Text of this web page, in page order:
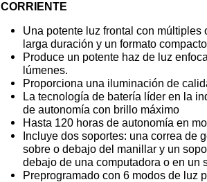
CORRIENTE
Una potente luz frontal con
larga duración y un formato
Produce un potente haz de luz
lúmenes.
Proporciona una iluminación de
La tecnología de batería líder en la
de autonomía con brillo máximo
Hasta 120 horas de autonomía en
Incluye dos soportes: una correa de
sobre o debajo del manillar y un
debajo de una computadora o en un
Preprogramado con 6 modos de luz